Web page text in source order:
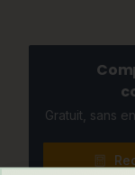
Gratuit, sans